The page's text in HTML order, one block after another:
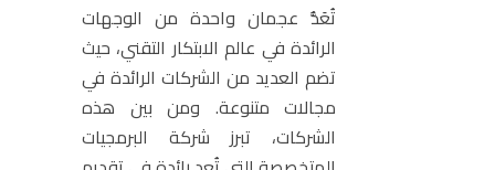
تُعَدُّ عجمان واحدة من الوجهات
الرائدة في عالم الابتكار التقني، حيث
تضم العديد من الشركات الرائدة في
مجالات متنوعة. ومن بين هذه
الشركات، تبرز شركة البرمجيات